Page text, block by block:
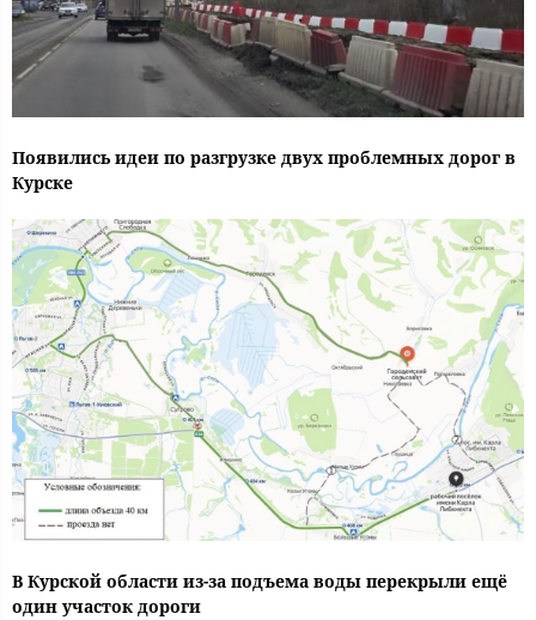
Появились идеи по разгрузке двух проблемных дорог в
Курске
В Курской области из-за подъема воды перекрыли ещё
один участок дороги